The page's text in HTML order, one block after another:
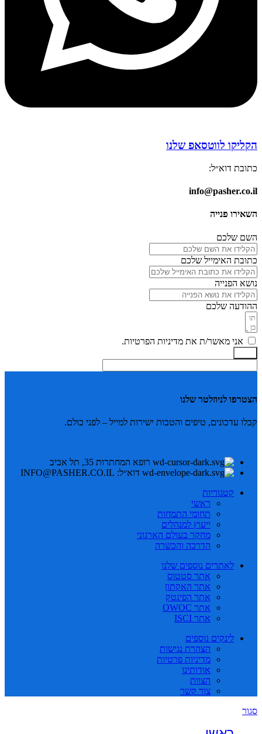
הקליקו לווטסאפ שלנו
כתובת דוא״ל:
info@pasher.co.il
השאירו פנייה
השם שלכם
כתובת האימייל שלכם
נושא הפנייה
ההודעה שלכם
אני מאשר/ת את מדיניות הפרטיות.
הצטרפו לניוזלטר שלנו
קבלו עדכונים, טיפים והטבות ישירות למייל – לפני כולם.
רופא המחתרות 35, תל אביב
דוא״ל: INFO@PASHER.CO.IL
קטגוריות
ראשי
תחומי התמחות
ייעוץ למנהלים
מחקר בעולם הארגוני
הדרכה והכשרה
לאתרים נוספים שלנו
אתר סטטוס
אתר האקתון
אתר הפינטק
אתר OWOC
אתר ISCI
לינקים נוספים
הצהרת נגישות
מדיניות פרטיות
אודותינו
הצוות
צור קשר
סגור